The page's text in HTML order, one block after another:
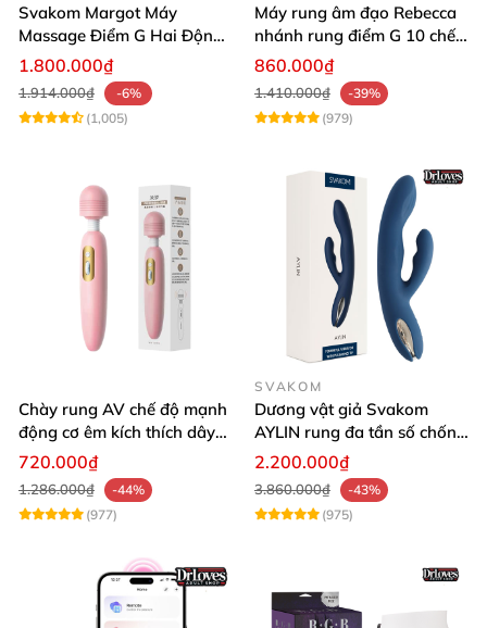
Svakom Margot Máy
Massage Điểm G Hai Động
Cơ Có Sưởi Ấm Điều Khiển
App Thông Minh
1.800.000₫
1.914.000₫
-6%
(1,005)
Máy rung âm đạo Rebecca
nhánh rung điểm G 10 chế
độ
860.000₫
1.410.000₫
-39%
(979)
Chày rung AV chế độ mạnh
động cơ êm kích thích dây
thần kinh nữ
720.000₫
1.286.000₫
-44%
(977)
SVAKOM
Dương vật giả Svakom
AYLIN rung đa tần số chống
nước sạc pin tiện lợi
2.200.000₫
3.860.000₫
-43%
(975)